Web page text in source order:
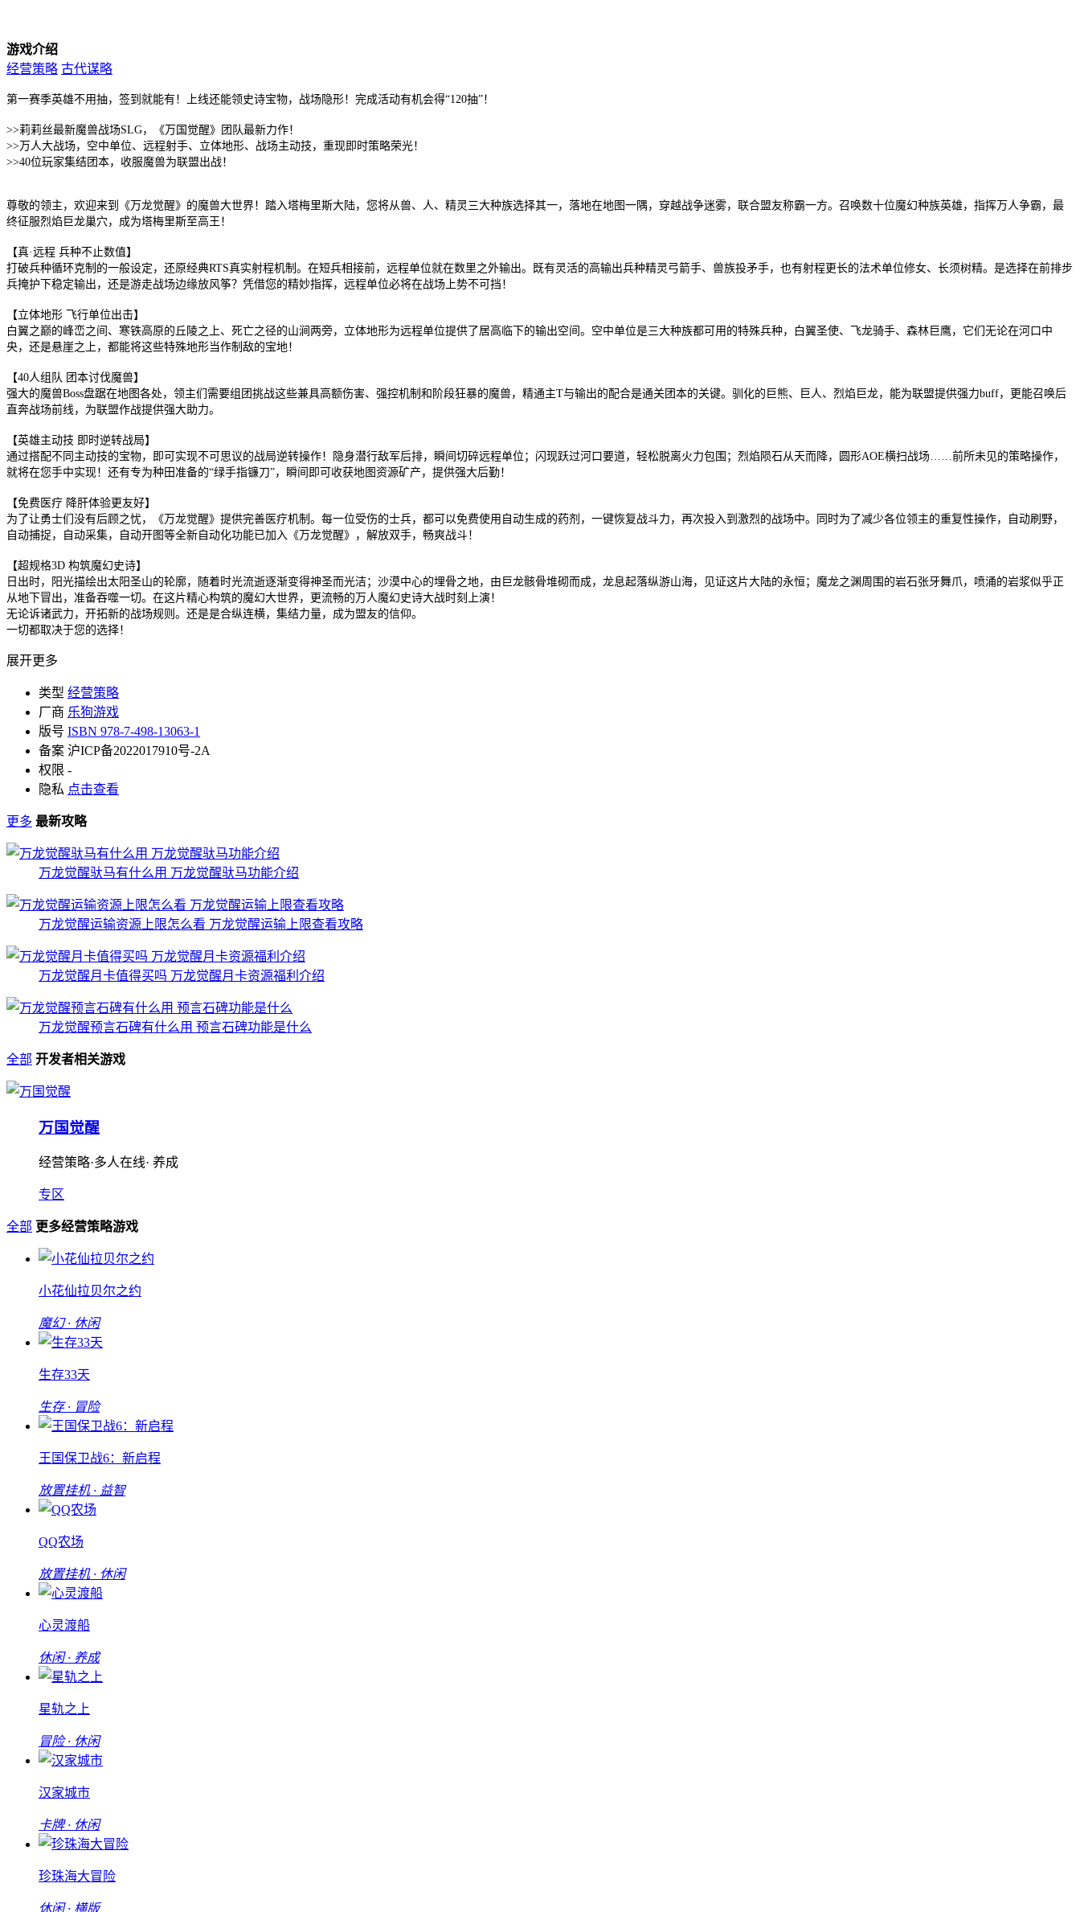
游戏介绍
经营策略 古代谋略
第一赛季英雄不用抽，签到就能有！上线还能领史诗宝物，战场隐形！完成活动有机会得“120抽”！
>>莉莉丝最新魔兽战场SLG，《万国觉醒》团队最新力作！
>>万人大战场，空中单位、远程射手、立体地形、战场主动技，重现即时策略荣光！
>>40位玩家集结团本，收服魔兽为联盟出战！
尊敬的领主，欢迎来到《万龙觉醒》的魔兽大世界！踏入塔梅里斯大陆，您将从兽、人、精灵三大种族选择其一，落地在地图一隅，穿越战争迷雾，联合盟友称霸一方。召唤数十位魔幻种族英雄，指挥万人争霸，最
终征服烈焰巨龙巢穴，成为塔梅里斯至高王！
【真·远程 兵种不止数值】
打破兵种循环克制的一般设定，还原经典RTS真实射程机制。在短兵相接前，远程单位就在数里之外输出。既有灵活的高输出兵种精灵弓箭手、兽族投矛手，也有射程更长的法术单位修女、长须树精。是选择在前排步
兵掩护下稳定输出，还是游走战场边缘放风筝？凭借您的精妙指挥，远程单位必将在战场上势不可挡！
【立体地形 飞行单位出击】
白翼之巅的峰峦之间、寒铁高原的丘陵之上、死亡之径的山涧两旁，立体地形为远程单位提供了居高临下的输出空间。空中单位是三大种族都可用的特殊兵种，白翼圣使、飞龙骑手、森林巨鹰，它们无论在河口中
央，还是悬崖之上，都能将这些特殊地形当作制敌的宝地！
【40人组队 团本讨伐魔兽】
强大的魔兽Boss盘踞在地图各处，领主们需要组团挑战这些兼具高额伤害、强控机制和阶段狂暴的魔兽，精通主T与输出的配合是通关团本的关键。驯化的巨熊、巨人、烈焰巨龙，能为联盟提供强力buff，更能召唤后
直奔战场前线，为联盟作战提供强大助力。
【英雄主动技 即时逆转战局】
通过搭配不同主动技的宝物，即可实现不可思议的战局逆转操作！隐身潜行敌军后排，瞬间切碎远程单位；闪现跃过河口要道，轻松脱离火力包围；烈焰陨石从天而降，圆形AOE横扫战场……前所未见的策略操作，
就将在您手中实现！还有专为种田准备的“绿手指镰刀”，瞬间即可收获地图资源矿产，提供强大后勤！
【免费医疗 降肝体验更友好】
为了让勇士们没有后顾之忧，《万龙觉醒》提供完善医疗机制。每一位受伤的士兵，都可以免费使用自动生成的药剂，一键恢复战斗力，再次投入到激烈的战场中。同时为了减少各位领主的重复性操作，自动刷野，
自动捕捉，自动采集，自动开图等全新自动化功能已加入《万龙觉醒》，解放双手，畅爽战斗！
【超规格3D 构筑魔幻史诗】
日出时，阳光描绘出太阳圣山的轮廓，随着时光流逝逐渐变得神圣而光洁；沙漠中心的埋骨之地，由巨龙骸骨堆砌而成，龙息起落纵游山海，见证这片大陆的永恒；魔龙之渊周围的岩石张牙舞爪，喷涌的岩浆似乎正
从地下冒出，准备吞噬一切。在这片精心构筑的魔幻大世界，更流畅的万人魔幻史诗大战时刻上演！
无论诉诸武力，开拓新的战场规则。还是是合纵连横，集结力量，成为盟友的信仰。
一切都取决于您的选择！
展开更多
类型 经营策略
厂商 乐狗游戏
版号 ISBN 978-7-498-13063-1
备案 沪ICP备2022017910号-2A
权限 -
隐私 点击查看
更多 最新攻略
万龙觉醒驮马有什么用 万龙觉醒驮马功能介绍
万龙觉醒运输资源上限怎么看 万龙觉醒运输上限查看攻略
万龙觉醒月卡值得买吗 万龙觉醒月卡资源福利介绍
万龙觉醒预言石碑有什么用 预言石碑功能是什么
全部 开发者相关游戏
万国觉醒
经营策略·多人在线· 养成
专区
全部 更多经营策略游戏
小花仙拉贝尔之约
魔幻 · 休闲
生存33天
生存 · 冒险
王国保卫战6：新启程
放置挂机 · 益智
QQ农场
放置挂机 · 休闲
心灵渡船
休闲 · 养成
星轨之上
冒险 · 休闲
汉家城市
卡牌 · 休闲
珍珠海大冒险
休闲 · 横版